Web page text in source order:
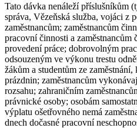
Tato dávka nenáleží příslušníkům
správa, Vězeňská služba, vojáci z
zaměstnancům; zaměstnancům
pracovní činnosti a zaměstnancům
provedení práce; dobrovolným
odsouzeným ve výkonu trestu
žákům a studentům ze
prázdnin; zaměstnancům
rozsahu; zahraničním
právnické osoby; osobám
výplatu ošetřovného nemá
dnech dočasné pracovní